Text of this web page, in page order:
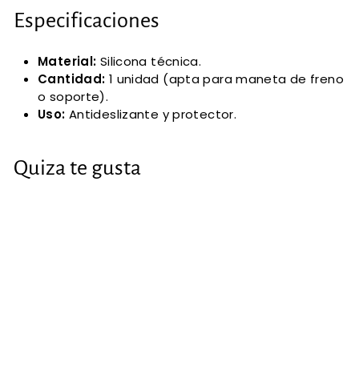
Especificaciones
Material: Silicona técnica.
Cantidad: 1 unidad (apta para maneta de freno
o soporte).
Uso: Antideslizante y protector.
Quiza te gusta